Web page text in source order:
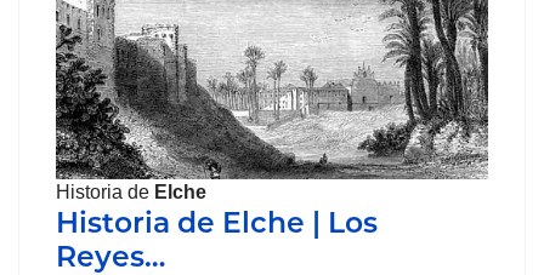
Historia de Elche
Historia de Elche | Los
Reyes…